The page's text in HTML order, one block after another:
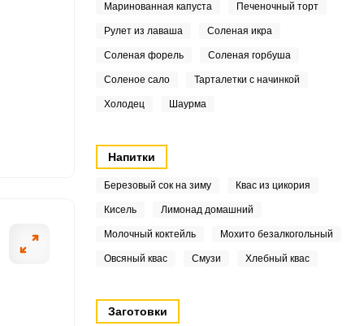
Маринованная капуста Печеночный торт
Рулет из лаваша Соленая икра
Соленая форель Соленая горбуша
Соленое сало Тарталетки с начинкой
Холодец Шаурма
Напитки
Березовый сок на зиму Квас из цикория
Кисель Лимонад домашний
Молочный коктейль Мохито безалкогольный
Овсяный квас Смузи Хлебный квас
Заготовки
в объемную миску